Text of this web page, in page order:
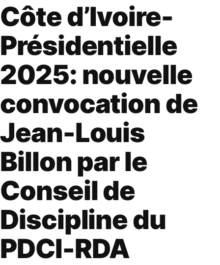
Côte d’Ivoire-
Présidentielle
2025: nouvelle
convocation de
Jean-Louis
Billon par le
Conseil de
Discipline du
PDCI-RDA